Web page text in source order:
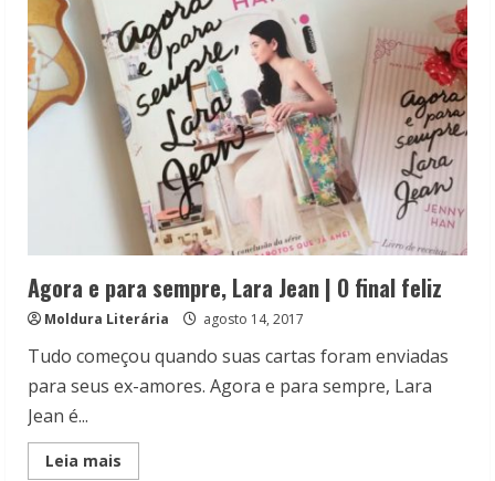
dama
|
Quem
sou
eu?
Agora e para sempre, Lara Jean | O final feliz
Moldura Literária agosto 14, 2017
Tudo começou quando suas cartas foram enviadas
para seus ex-amores. Agora e para sempre, Lara
Jean é...
Leia mais
more